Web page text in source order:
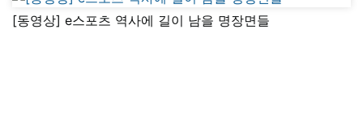
[동영상] e스포츠 역사에 길이 남을 명장면들